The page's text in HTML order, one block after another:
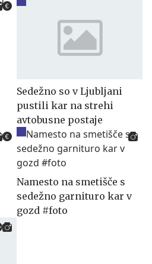
Sedežno so v Ljubljani
pustili kar na strehi
avtobusne postaje
Namesto na smetišče s
sedežno garnituro kar v
gozd #foto